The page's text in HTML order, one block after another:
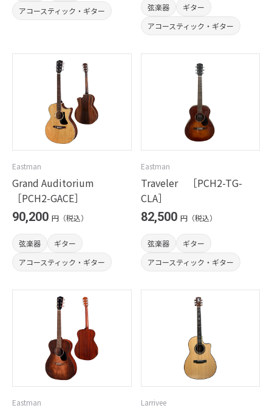
アコースティック・ギター
弦楽器
ギター
アコースティック・ギター
Eastman
Grand Auditorium
［PCH2-GACE］
90,200 円（税込）
弦楽器
ギター
アコースティック・ギター
Eastman
Traveler ［PCH2-TG-
CLA］
82,500 円（税込）
弦楽器
ギター
アコースティック・ギター
Eastman Larrivee